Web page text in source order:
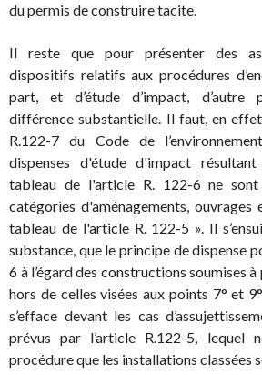
du permis de construire tacite.
Il reste que pour présenter des
dispositifs relatifs aux procédures
part, et d’étude d’impact, d’autre
différence substantielle. Il faut, en
R.122-7 du Code de
dispenses d'étude d'impact
tableau de l'article R. 122-6 ne
catégories d'aménagements,
tableau de l'article R. 122-5 ». Il
substance, que le principe de dispense
6 à l’égard des constructions soumises
hors de celles visées aux points 7° et
s’efface devant les cas
prévus par l’article R.122-5, lequel
procédure que les installations classées